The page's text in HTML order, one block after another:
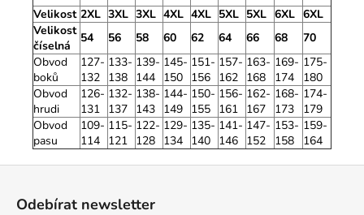
Velikost 2XL 3XL 3XL 4XL 4XL 5XL 5XL 6XL 6XL
Velikost
číselná
54 56 58 60 62 64 66 68
70
Obvod
boků
127-
132
133-
138
139-
144
145-
150
151-
156
157-
162
163-
168
169-
174
175-
180
Obvod
hrudi
126-
131
132-
137
138-
143
144-
149
150-
155
156-
161
162-
167
168-
173
174-
179
Obvod
pasu
109-
114
115-
121
122-
128
129-
134
135-
140
141-
146
147-
152
153-
158
159-
164
Odebírat newsletter